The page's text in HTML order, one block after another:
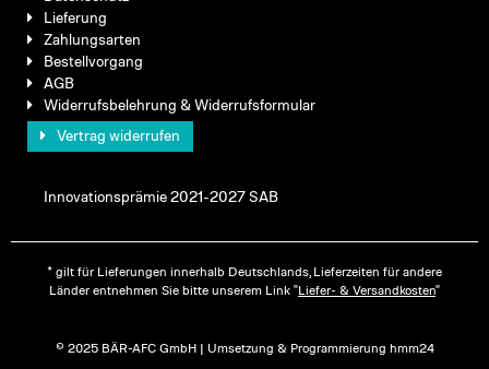
Lieferung
Zahlungsarten
Bestellvorgang
AGB
Widerrufsbelehrung & Widerrufsformular
Vertrag widerrufen
Innovationsprämie 2021-2027 SAB
* gilt für Lieferungen innerhalb Deutschlands, Lieferzeiten für andere
Länder entnehmen Sie bitte unserem Link "Liefer- & Versandkosten"
© 2025 BÄR-AFC GmbH | Umsetzung & Programmierung hmm24